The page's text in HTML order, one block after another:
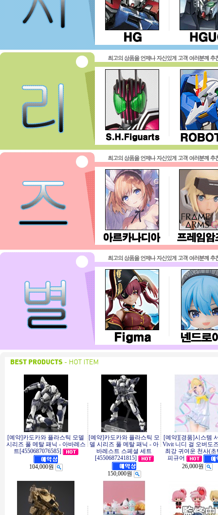
[예약]카도카와 플라스틱 모델
시리즈 풀 메탈 패닉 - 아바레스
트[4550687076585]
104,000원
[예약]카도카와 플라스틱 모
델 시리즈 풀 메탈 패닉 - 아
바레스트 스페셜 세트
[4550687241815]
150,000원
[예약][경품]시스템
Vivit 니디 걸 오버도
최강 귀여운 천사(초
피규어
26,000원